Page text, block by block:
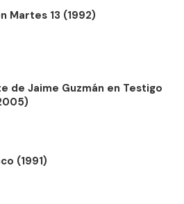
Martes 13 (1992)
de Jaime Guzmán en Testigo
(1991)